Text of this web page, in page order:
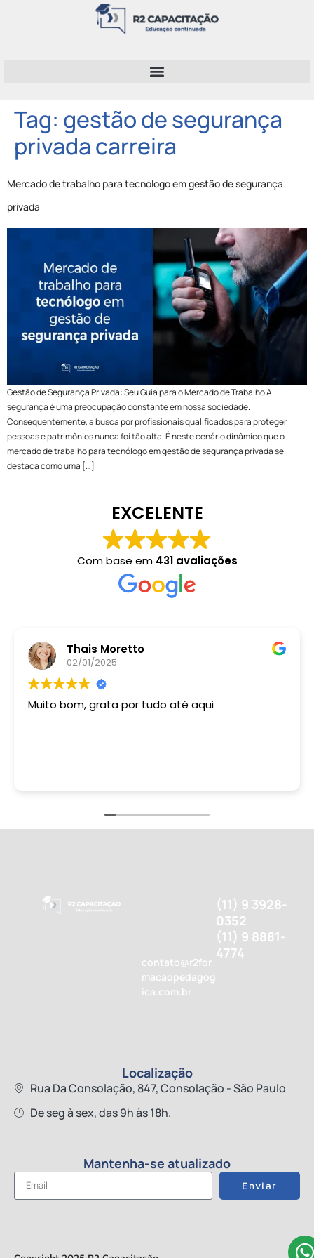
Tag: gestão de segurança
privada carreira
Mercado de trabalho para tecnólogo em gestão de segurança
privada
Gestão de Segurança Privada: Seu Guia para o Mercado de Trabalho A
segurança é uma preocupação constante em nossa sociedade.
Consequentemente, a busca por profissionais qualificados para proteger
pessoas e patrimônios nunca foi tão alta. É neste cenário dinâmico que o
mercado de trabalho para tecnólogo em gestão de segurança privada se
destaca como uma […]
EXCELENTE
Com base em 431 avaliações
Thais Moretto
02/01/2025
Muito bom, grata por tudo até aqui
contato@r2for
macaopedagog
ica.com.br
(11) 9 3928-
0352
(11) 9 8881-
4774
Localização
Rua Da Consolação, 847, Consolação - São Paulo
De seg à sex, das 9h às 18h.
Mantenha-se atualizado
Enviar